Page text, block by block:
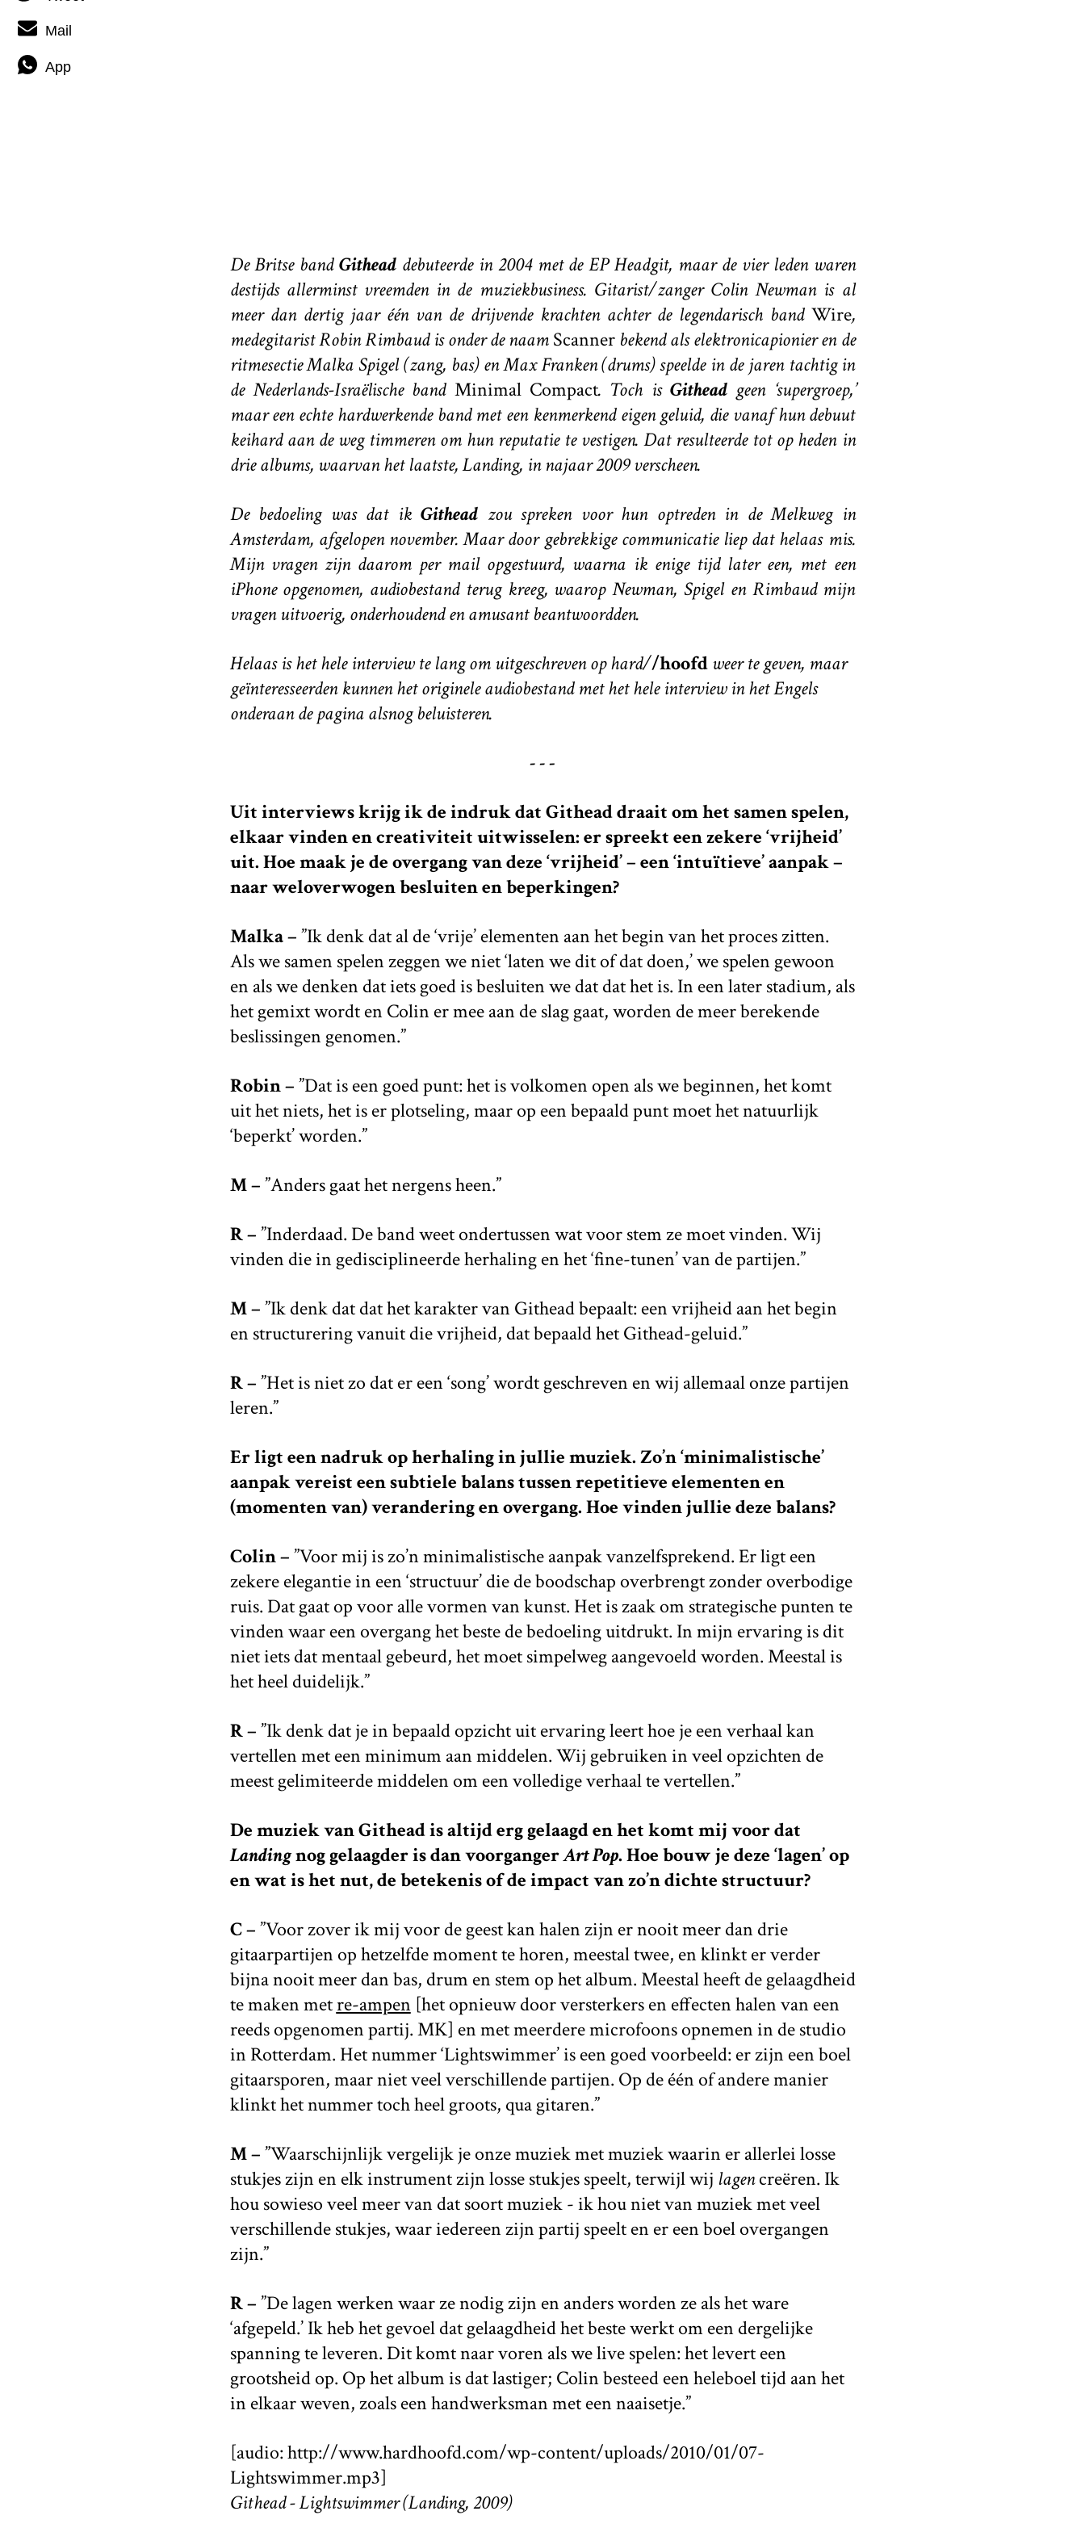
De Britse bandGithead debuteerde in 2004 met de EP Headgit, maar de vier leden waren
destijds allerminst vreemden in de muziekbusiness. Gitarist/zanger Colin Newman is al
meer dan dertig jaar één van de drijvende krachten achter de legendarisch band Wire,
medegitarist Robin Rimbaud is onder de naamScanner bekend als elektronicapionier en de
ritmesectie Malka Spigel (zang, bas) en Max Franken (drums) speelde in de jaren tachtig in
de Nederlands-Israëlische band Minimal Compact. Toch is Githeadgeen ‘supergroep,’
maar een echte hardwerkende band met een kenmerkend eigen geluid, die vanaf hun debuut
keihard aan de weg timmeren om hun reputatie te vestigen. Dat resulteerde tot op heden in
drie albums, waarvan het laatste,Landing, in najaar 2009 verscheen.
De bedoeling was dat ik Githead zou spreken voor hun optreden in de Melkweg in
Amsterdam, afgelopen november. Maar door gebrekkige communicatie liep dat helaas mis.
Mijn vragen zijn daarom per mail opgestuurd, waarna ik enige tijd later een, met een
iPhone opgenomen, audiobestand terug kreeg, waarop Newman, Spigel en Rimbaud mijn
vragen uitvoerig, onderhoudend en amusant beantwoordden.
Helaas is het hele interview te lang om uitgeschreven op hard//hoofdweer te geven, maar
geïnteresseerden kunnen het originele audiobestand met het hele interview in het Engels
onderaan de pagina alsnog beluisteren.
- --
Uit interviews krijg ik de indruk dat Githead draait om het samen spelen,
elkaar vinden en creativiteit uitwisselen: er spreekt een zekere ‘vrijheid’
uit. Hoe maak je de overgang van deze ‘vrijheid’ – een ‘intuïtieve’ aanpak –
naar weloverwogen besluiten en beperkingen?
Malka –”Ik denk dat al de ‘vrije’ elementen aan het begin van het proces zitten.
Als we samen spelen zeggen we niet ‘laten we dit of dat doen,’ we spelen gewoon
en als we denken dat iets goed is besluiten we dat dat het is. In een later stadium, als
het gemixt wordt en Colin er mee aan de slag gaat, worden de meer berekende
beslissingen genomen.”
Robin –”Dat is een goed punt: het is volkomen open als we beginnen, het komt
uit het niets, het is er plotseling, maar op een bepaald punt moet het natuurlijk
‘beperkt’ worden.”
M –”Anders gaat het nergens heen.”
R –”Inderdaad. De band weet ondertussen wat voor stem ze moet vinden. Wij
vinden die in gedisciplineerde herhaling en het ‘fine-tunen’ van de partijen.”
M –”Ik denk dat dat het karakter van Githead bepaalt: een vrijheid aan het begin
en structurering vanuit die vrijheid, dat bepaald het Githead-geluid.”
R –”Het is niet zo dat er een ‘song’ wordt geschreven en wij allemaal onze partijen
leren.”
Er ligt een nadruk op herhaling in jullie muziek. Zo’n ‘minimalistische’
aanpak vereist een subtiele balans tussen repetitieve elementen en
(momenten van) verandering en overgang. Hoe vinden jullie deze balans?
Colin –”Voor mij is zo’n minimalistische aanpak vanzelfsprekend. Er ligt een
zekere elegantie in een ‘structuur’ die de boodschap overbrengt zonder overbodige
ruis. Dat gaat op voor alle vormen van kunst. Het is zaak om strategische punten te
vinden waar een overgang het beste de bedoeling uitdrukt. In mijn ervaring is dit
niet iets dat mentaal gebeurd, het moet simpelweg aangevoeld worden. Meestal is
het heel duidelijk.”
R –”Ik denk dat je in bepaald opzicht uit ervaring leert hoe je een verhaal kan
vertellen met een minimum aan middelen. Wij gebruiken in veel opzichten de
meest gelimiteerde middelen om een volledige verhaal te vertellen.”
De muziek van Githead is altijd erg gelaagd en het komt mij voor dat
Landingnog gelaagder is dan voorgangerArt Pop. Hoe bouw je deze ‘lagen’ op
en wat is het nut, de betekenis of de impact van zo’n dichte structuur?
C –”Voor zover ik mij voor de geest kan halen zijn er nooit meer dan drie
gitaarpartijen op hetzelfde moment te horen, meestal twee, en klinkt er verder
bijna nooit meer dan bas, drum en stem op het album. Meestal heeft de gelaagdheid
te maken metre-ampen[het opnieuw door versterkers en effecten halen van een
reeds opgenomen partij. MK] en met meerdere microfoons opnemen in de studio
in Rotterdam. Het nummer ‘Lightswimmer’ is een goed voorbeeld: er zijn een boel
gitaarsporen, maar niet veel verschillende partijen. Op de één of andere manier
klinkt het nummer toch heel groots, qua gitaren.”
M –”Waarschijnlijk vergelijk je onze muziek met muziek waarin er allerlei losse
stukjes zijn en elk instrument zijn losse stukjes speelt, terwijl wij lagencreëren. Ik
hou sowieso veel meer van dat soort muziek - ik hou niet van muziek met veel
verschillende stukjes, waar iedereen zijn partij speelt en er een boel overgangen
zijn.”
R –”De lagen werken waar ze nodig zijn en anders worden ze als het ware
‘afgepeld.’ Ik heb het gevoel dat gelaagdheid het beste werkt om een dergelijke
spanning te leveren. Dit komt naar voren als we live spelen: het levert een
grootsheid op. Op het album is dat lastiger; Colin besteed een heleboel tijd aan het
in elkaar weven, zoals een handwerksman met een naaisetje.”
[audio: http://www.hardhoofd.com/wp-content/uploads/2010/01/07-
Lightswimmer.mp3]
Githead - Lightswimmer (Landing, 2009)
Mail
App